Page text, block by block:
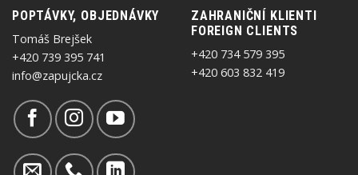
POPTÁVKY, OBJEDNÁVKY
Tomáš Brejšek
+420 739 395 741
info@zapujcka.cz
ZAHRANIČNÍ KLIENTI
FOREIGN CLIENTS
+420 734 579 395
+420 603 832 419